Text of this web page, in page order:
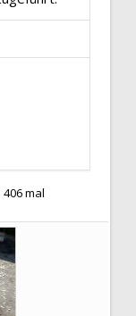
mal